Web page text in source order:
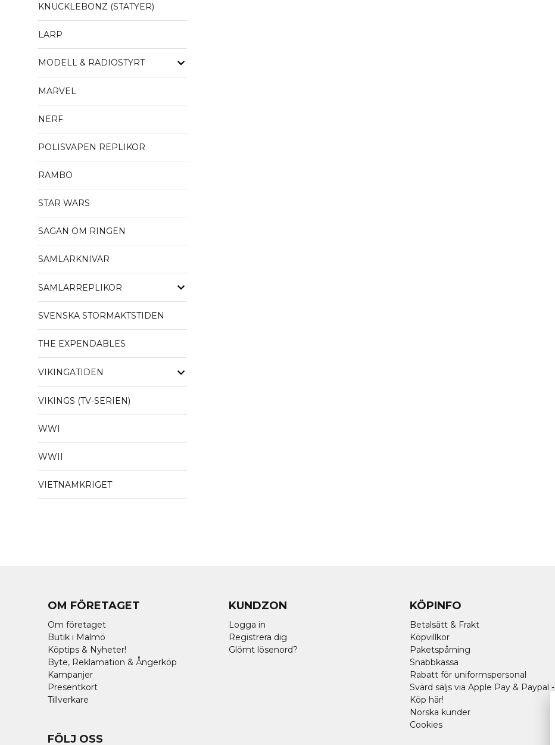
KNUCKLEBONZ (STATYER)
LARP
MODELL & RADIOSTYRT
MARVEL
NERF
POLISVAPEN REPLIKOR
RAMBO
STAR WARS
SAGAN OM RINGEN
SAMLARKNIVAR
SAMLARREPLIKOR
SVENSKA STORMAKTSTIDEN
THE EXPENDABLES
VIKINGATIDEN
VIKINGS (TV-SERIEN)
WWI
WWII
VIETNAMKRIGET
OM FÖRETAGET
Om företaget
Butik i Malmö
Köptips & Nyheter!
Byte, Reklamation & Ångerköp
Kampanjer
Presentkort
Tillverkare
KUNDZON
Logga in
Registrera dig
Glömt lösenord?
KÖPINFO
Betalsätt & Frakt
Köpvillkor
Paketspårning
Snabbkassa
Rabatt för uniformspersonal
Svärd säljs via Apple Pay & Paypal -
Köp här!
Norska kunder
Cookies
FÖLJ OSS